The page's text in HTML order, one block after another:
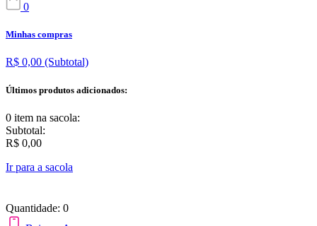
0
Minhas compras
R$ 0,00 (Subtotal)
Últimos produtos adicionados:
0 item na sacola:
Subtotal:
R$ 0,00
Ir para a sacola
Quantidade: 0